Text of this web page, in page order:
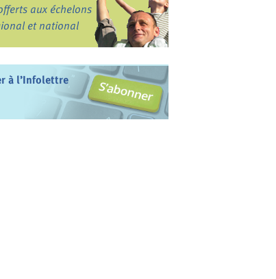
aux échelons
et national
à l’Infolettre